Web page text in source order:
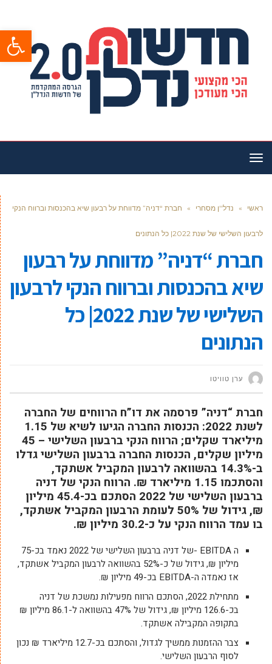
פתח
תפריט
ראשי » נדל''ן מסחרי » חברת “דניה” מדווחת על רבעון שיא בהכנסות וברווח הנקי
לרבעון השלישי של שנת 2022| כל הנתונים
חברת “דניה” מדווחת על רבעון
שיא בהכנסות וברווח הנקי לרבעון
השלישי של שנת 2022| כל
הנתונים
ערן טוויטו
חברת “דניה” פרסמה את דו”ח הרווחים של החברה
לשנת 2022: הכנסות החברה הגיעו לשיא של 1.15
מיליארד שקלים; הרווח הנקי ברבעון השלישי – 45
מיליון שקלים, הכנסות החברה ברבעון השלישי גדלו
ב-14.3% בהשוואה לרבעון המקביל אשתקד,
והסתכמו 1.15 מיליארד ₪. הרווח הנקי של דניה
ברבעון השלישי של 2022 הסתכם בכ-45.4 מיליון
₪, גידול של 50% לעומת הרבעון המקביל אשתקד,
בו עמד הרווח הנקי על כ-30.2 מיליון ₪.
ה EBITDA -של דניה ברבעון השלישי של 2022 נאמד בכ-75
מיליון ₪, גידול של כ-52% בהשוואה לרבעון המקביל אשתקד,
אז נאמדה ה-EBITDA בכ-49 מיליון ₪.
מתחילת 2022, הסתכם הרווח מפעילות נמשכת של דניה
בכ-126.6 מיליון ₪, גידול של 47% בהשוואה ל-86.1 מיליון ₪
בתקופה המקבילה אשתקד.
צבר ההזמנות ממשיך לגדול, והסתכם בכ-12.7 מיליארד ₪ נכון
לסוף הרבעון השלישי.